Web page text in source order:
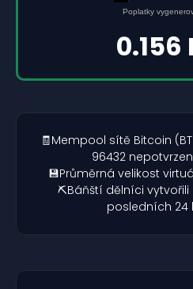
Poplatky
0
0.156
🧾Mempool sítě Bitcoin
96432
💾Průměrná velikost
⛏️Báňští dělníci vytvořili
posledních 24